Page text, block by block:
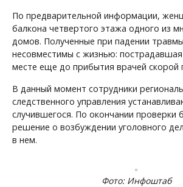
​По предварительной информации,
балкона четвертого этажа одного из
домов. Полученные при падении
несовместимы с жизнью: пострадавшая
месте еще до прибытия врачей
В данный момент сотрудники
следственного управления
случившегося. По окончании проверки
решение о возбуждении уголовного
в нем.
Фото: Инфоштаб